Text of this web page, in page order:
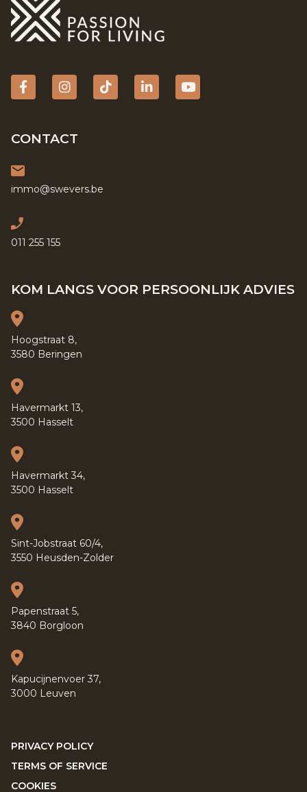
FacebookInstagram
tiktokLinkedinYouTube
CONTACT
immo@swevers.be
011 255 155
KOM LANGS VOOR PERSOONLIJK ADVIES
Hoogstraat 8,
3580 Beringen
Havermarkt 13,
3500 Hasselt
Havermarkt 34,
3500 Hasselt
Sint-Jobstraat 60/4,
3550 Heusden-Zolder
Papenstraat 5,
3840 Borgloon
Kapucijnenvoer 37,
3000 Leuven
PRIVACY POLICY
TERMS OF SERVICE
COOKIES